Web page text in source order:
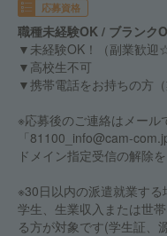
応募資格
職種未経験OK / ブランク
▼未経験OK！（副業歓迎☆
▼高校生不可
▼携帯電話をお持ちの方（
※応募後のご連絡はメール
「81100_info@cam-
ドメイン指定受信の解除を
※30日以内の派遣就業する
学生、生業収入または世
る方が対象です(学生証、